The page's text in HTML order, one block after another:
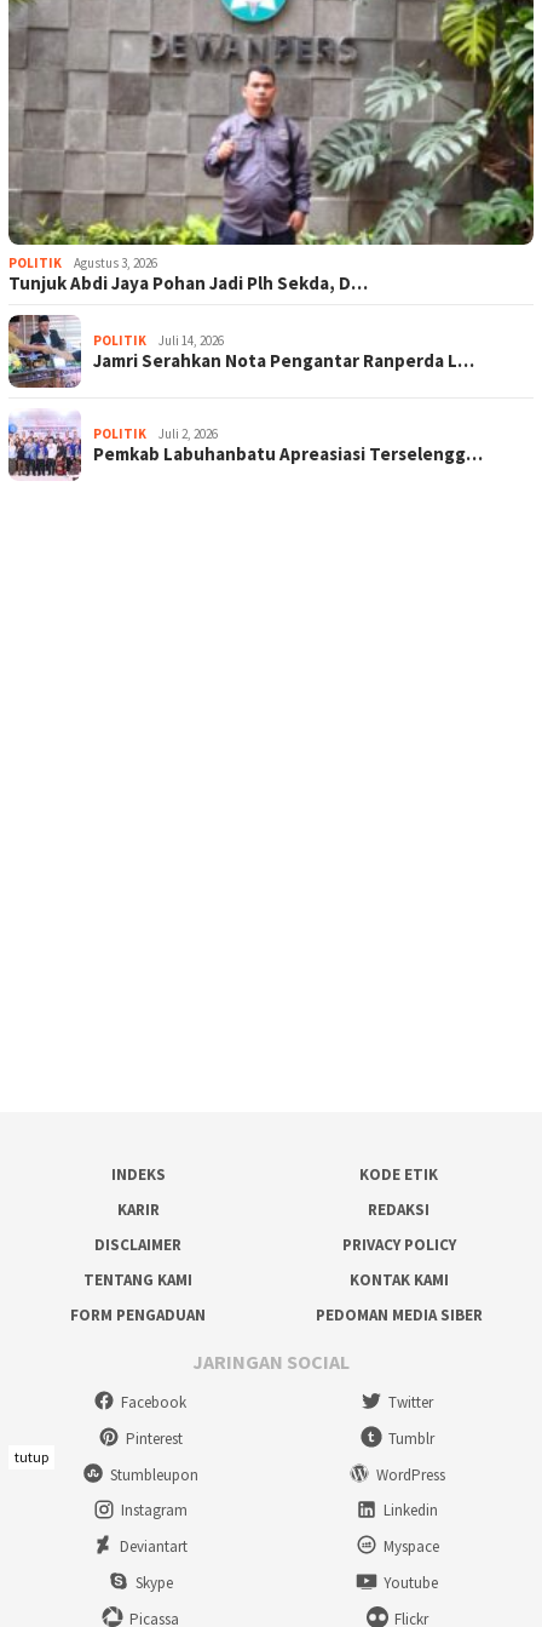
POLITIK Agustus 3, 2026
Tunjuk Abdi Jaya Pohan Jadi Plh Sekda, D…
POLITIK Juli 14, 2026
Jamri Serahkan Nota Pengantar Ranperda L…
POLITIK Juli 2, 2026
Pemkab Labuhanbatu Apreasiasi Terselengg…
INDEKS
KODE ETIK
KARIR
REDAKSI
DISCLAIMER
PRIVACY POLICY
TENTANG KAMI
KONTAK KAMI
FORM PENGADUAN
PEDOMAN MEDIA SIBER
JARINGAN SOCIAL
Facebook
Twitter
Pinterest
Tumblr
Stumbleupon
WordPress
Instagram
Linkedin
Deviantart
Myspace
Skype
Youtube
Picassa
Flickr
tutup